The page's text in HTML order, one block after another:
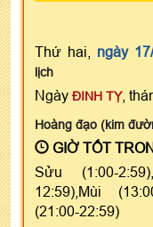
Thứ hai, ngày
lịch
Ngày ĐINH TỴ,
Hoàng đạo (kim
GIỜ TỐT
Sửu (1:00-
12:59),Mùi
(21:00-22:59)